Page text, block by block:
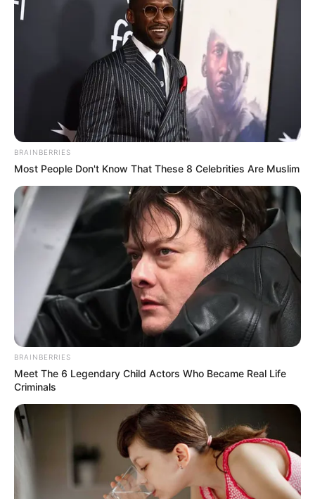
BRAINBERRIES
Most People Don't Know That These 8 Celebrities Are Muslim
BRAINBERRIES
Meet The 6 Legendary Child Actors Who Became Real Life
Criminals